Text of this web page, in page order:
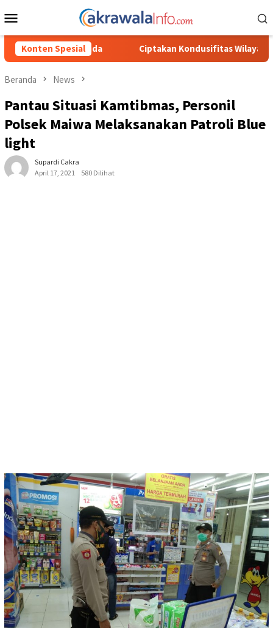
ke
Mobile
Konten Spesial
Ciptakan Kondusifitas Wilayah, Sat Samapta Polres Toraja
Beranda News
Pantau Situasi Kamtibmas, Personil
Polsek Maiwa Melaksanakan Patroli Blue
light
Supardi Cakra
April 17, 2021
580 Dilihat